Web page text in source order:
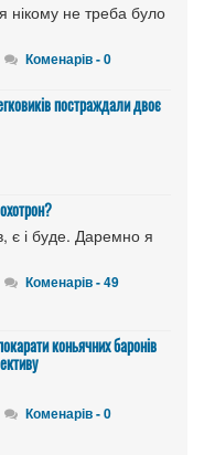
нікому не треба було
Коменарів - 0
постраждали двоє
є і буде. Даремно я
Коменарів - 49
коньячних баронів
Коменарів - 0